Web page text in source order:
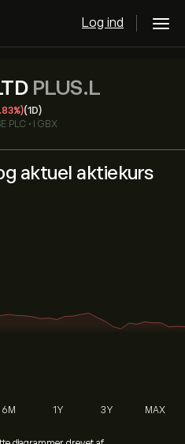
Log ind
PLUS.L
(1D)
PLC • i GBX
aktuel aktiekurs
6M 1Y 3Y MAX